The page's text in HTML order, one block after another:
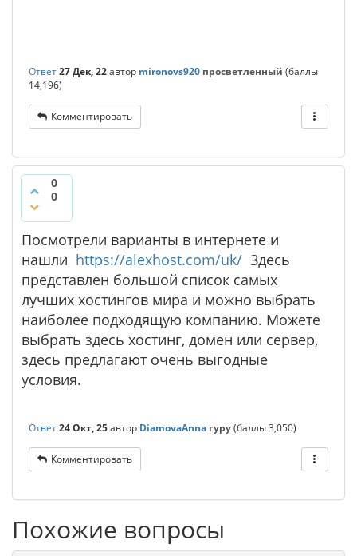
Ответ27 Дек, 22автор mironovs920 просветленный (баллы
14,196)
Комментировать
0
0
Посмотрели варианты в интернете и
нашли https://alexhost.com/uk/Здесь
представлен большой список самых
лучших хостингов мира и можно выбрать
наиболее подходящую компанию. Можете
выбрать здесь хостинг, домен или сервер,
здесь предлагают очень выгодные
условия.
Ответ24 Окт, 25автор DiamovaAnna гуру(баллы3,050)
Комментировать
Похожие вопросы